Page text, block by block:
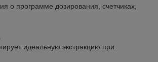
о программе дозирования, счетчиках,
идеальную экстракцию при